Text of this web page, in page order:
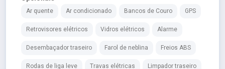
Ar quente Ar condicionado Bancos de Couro GPS
Retrovisores elétricos Vidros elétricos Alarme
Desembaçador traseiro Farol de neblina Freios ABS
Rodas de liga leve Travas elétricas Limpador traseiro